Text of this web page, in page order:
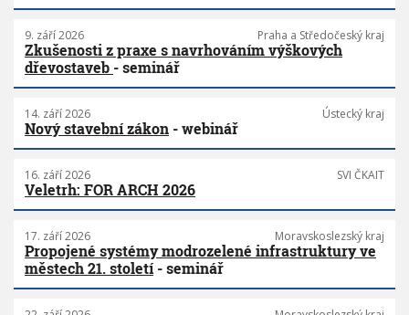
9. září 2026 Praha a Středočeský kraj
Zkušenosti z praxe s navrhováním výškových
dřevostaveb - seminář
14. září 2026 Ústecký kraj
Nový stavební zákon - webinář
16. září 2026 SVI ČKAIT
Veletrh: FOR ARCH 2026
17. září 2026 Moravskoslezský kraj
Propojené systémy modrozelené infrastruktury ve
městech 21. století- seminář